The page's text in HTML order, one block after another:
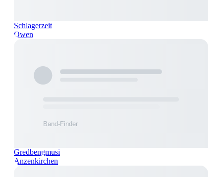
Schlagerzeit
Owen
Gredbengmusi
Anzenkirchen